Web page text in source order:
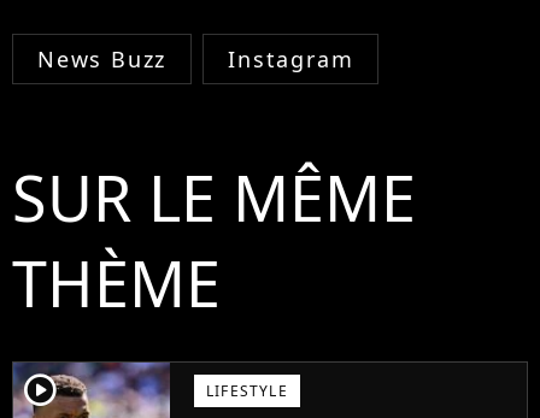
News Buzz Instagram
SUR LE MÊME
THÈME
player2 LIFESTYLE